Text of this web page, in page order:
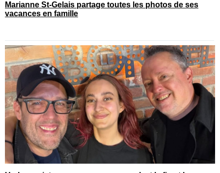
Marianne St-Gelais partage toutes les photos de ses
vacances en famille